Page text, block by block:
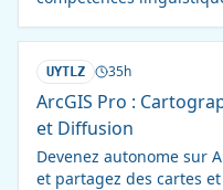
UYTLZ 35h
ArcGIS Pro :
et Diffusion
Devenez autonome sur
et partagez des cartes